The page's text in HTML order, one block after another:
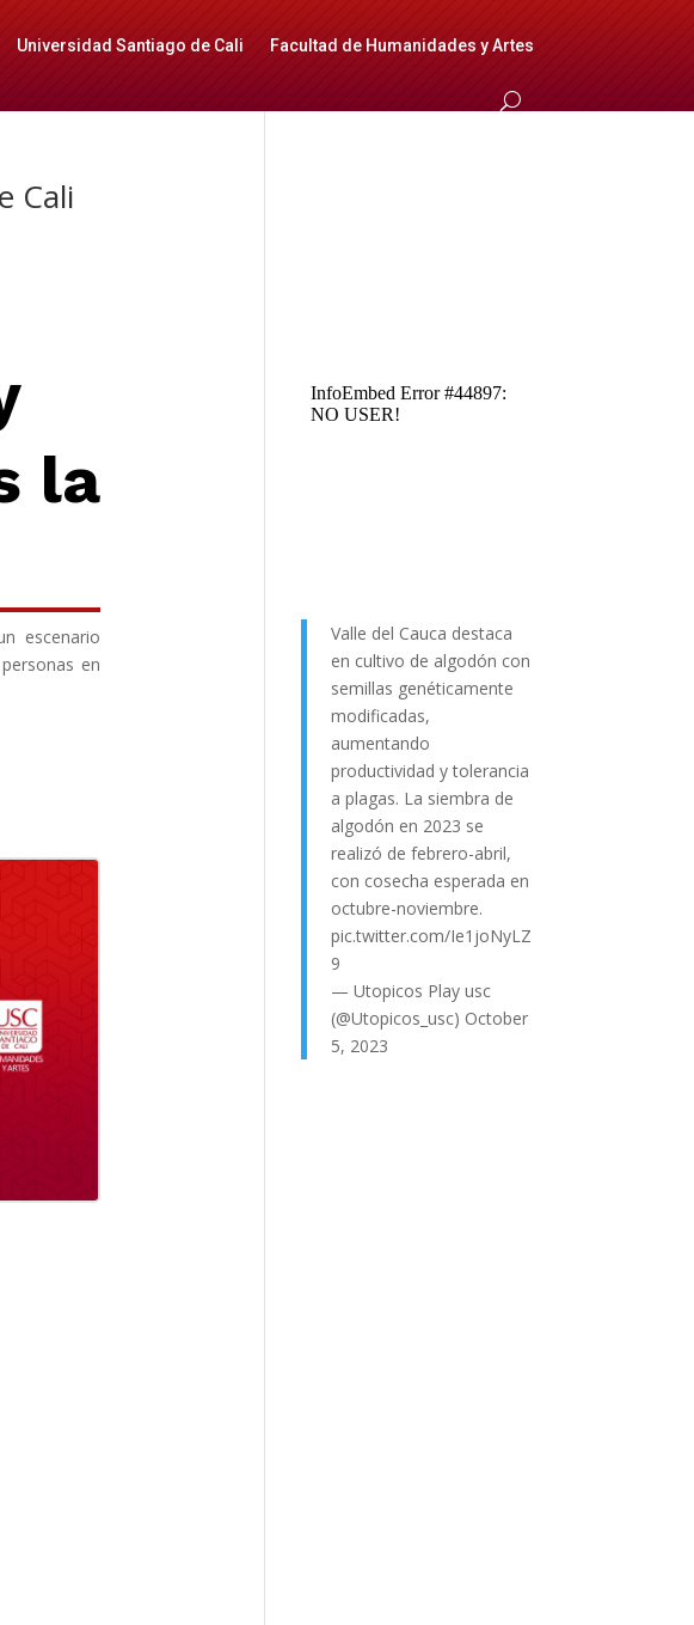
Universidad Santiago de Cali Facultad de Humanidades y Artes
Cali
la
escenario
en
Valle del Cauca destaca
en cultivo de algodón con
semillas genéticamente
modificadas,
aumentando
productividad y tolerancia
a plagas. La siembra de
algodón en 2023 se
realizó de febrero-abril,
con cosecha esperada en
octubre-noviembre.
pic.twitter.com/Ie1joNyLZ
9
— Utopicos Play usc
(@Utopicos_usc) October
5, 2023